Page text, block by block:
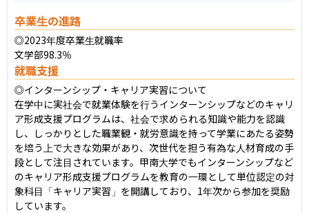
卒業生の進路
◎2023年度卒業生就職率
文学部98.3％
就職支援
◎インターンシップ・キャリア実習について
在学中に実社会で就業体験を行うインターンシップなどのキャリ
ア形成支援プログラムは、社会で求められる知識や能力を認識
し、しっかりとした職業観・就労意識を持って学業にあたる姿勢
を培う上で大きな効果があり、次世代を担う有為な人材育成の手
段として注目されています。甲南大学でもインターンシップなど
のキャリア形成支援プログラムを教育の一環として単位認定の対
象科目「キャリア実習」を開講しており、1年次から参加を奨励
しています。